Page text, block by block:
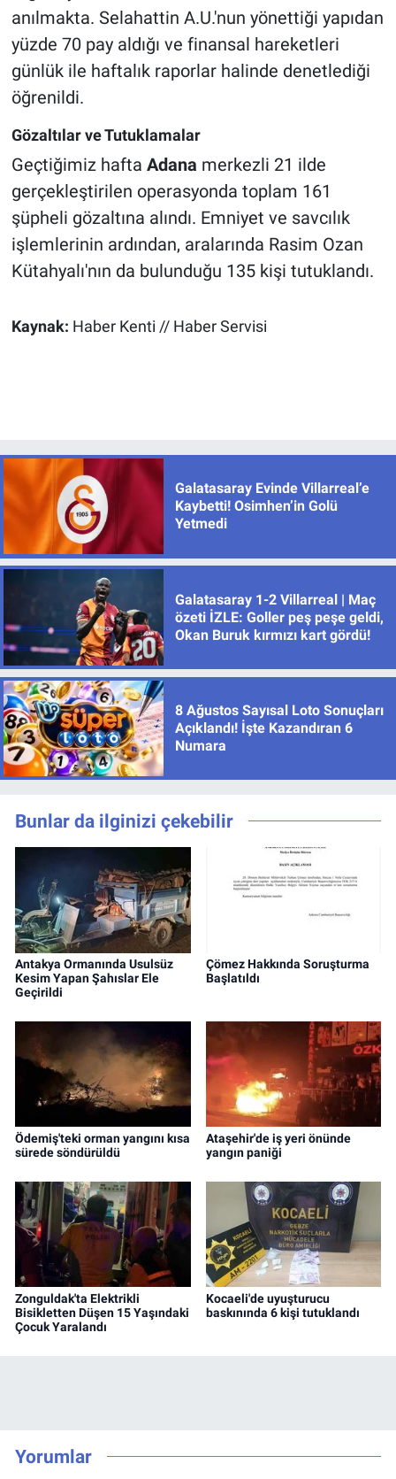
anılmakta. Selahattin A.U.'nun yönettiği yapıdan
yüzde 70 pay aldığı ve finansal hareketleri
günlük ile haftalık raporlar halinde denetlediği
öğrenildi.
Gözaltılar ve Tutuklamalar
Geçtiğimiz hafta Adana merkezli 21 ilde
gerçekleştirilen operasyonda toplam 161
şüpheli gözaltına alındı. Emniyet ve savcılık
işlemlerinin ardından, aralarında Rasim Ozan
Kütahyalı'nın da bulunduğu 135 kişi tutuklandı.
Kaynak: Haber Kenti // Haber Servisi
Galatasaray Evinde Villarreal’e
Kaybetti! Osimhen’in Golü
Yetmedi
Galatasaray 1-2 Villarreal | Maç
özeti İZLE: Goller peş peşe geldi,
Okan Buruk kırmızı kart gördü!
8 Ağustos Sayısal Loto Sonuçları
Açıklandı! İşte Kazandıran 6
Numara
Bunlar da ilginizi çekebilir
Antakya Ormanında Usulsüz
Kesim Yapan Şahıslar Ele
Geçirildi
Çömez Hakkında Soruşturma
Başlatıldı
Ödemiş'teki orman yangını kısa
sürede söndürüldü
Ataşehir'de iş yeri önünde
yangın paniği
Zonguldak'ta Elektrikli
Bisikletten Düşen 15 Yaşındaki
Çocuk Yaralandı
Kocaeli'de uyuşturucu
baskınında 6 kişi tutuklandı
Yorumlar